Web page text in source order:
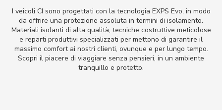
I veicoli CI sono progettati con la tecnologia EXPS Evo, in modo
da offrire una protezione assoluta in termini di isolamento.
Materiali isolanti di alta qualità, tecniche costruttive meticolose
e reparti produttivi specializzati per mettono di garantire il
massimo comfort ai nostri clienti, ovunque e per lungo tempo.
Scopri il piacere di viaggiare senza pensieri, in un ambiente
tranquillo e protetto.